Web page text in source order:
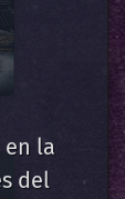
la
del